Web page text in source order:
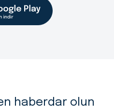
haberdar olun